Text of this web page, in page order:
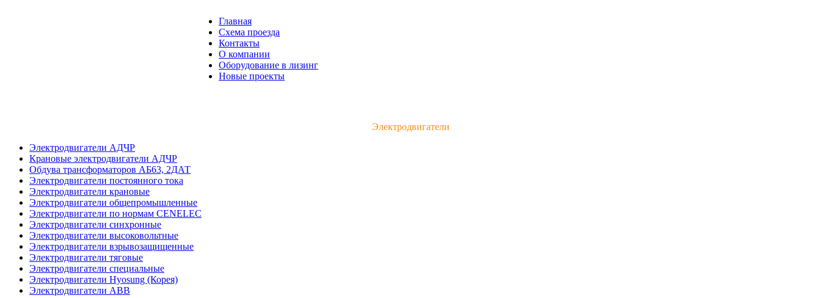
Главная
Схема проезда
Контакты
О компании
Оборудование в лизинг
Новые проекты
Электродвигатели
Электродвигатели АДЧР
Крановые электродвигатели АДЧР
Обдува трансформаторов АБ63, 2ДАТ
Электродвигатели постоянного тока
Электродвигатели крановые
Электродвигатели общепромышленные
Электродвигатели по нормам CENELEC
Электродвигатели синхронные
Электродвигатели высоковольтные
Электродвигатели взрывозащищенные
Электродвигатели тяговые
Электродвигатели специальные
Электродвигатели Hyosung (Корея)
Электродвигатели ABB